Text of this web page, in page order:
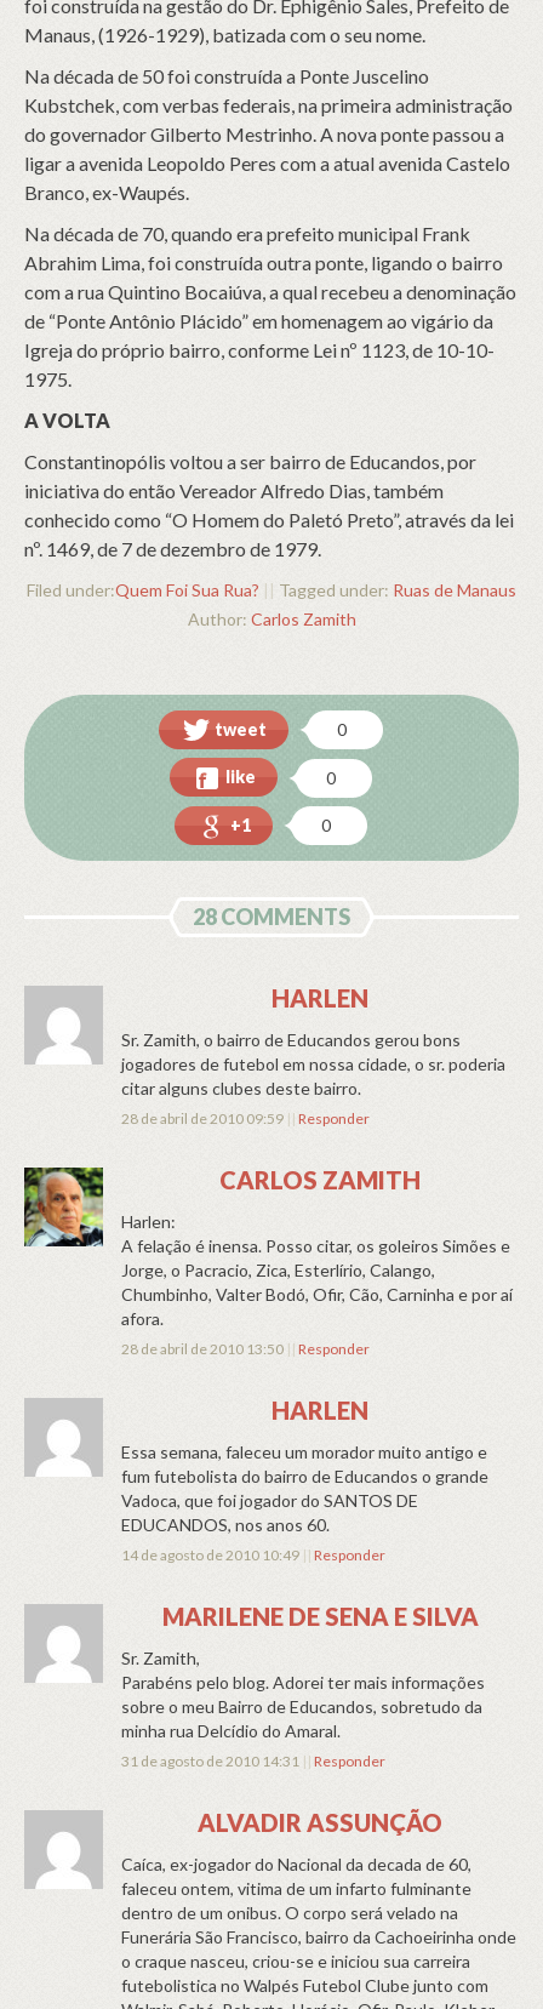
foi construída na gestão do Dr. Ephigênio Sales, Prefeito de
Manaus, (1926-1929), batizada com o seu nome.
Na década de 50 foi construída a Ponte Juscelino
Kubstchek, com verbas federais, na primeira administração
do governador Gilberto Mestrinho. A nova ponte passou a
ligar a avenida Leopoldo Peres com a atual avenida Castelo
Branco, ex-Waupés.
Na década de 70, quando era prefeito municipal Frank
Abrahim Lima, foi construída outra ponte, ligando o bairro
com a rua Quintino Bocaiúva, a qual recebeu a denominação
de “Ponte Antônio Plácido” em homenagem ao vigário da
Igreja do próprio bairro, conforme Lei nº 1123, de 10-10-
1975.
A VOLTA
Constantinopólis voltou a ser bairro de Educandos, por
iniciativa do então Vereador Alfredo Dias, também
conhecido como “O Homem do Paletó Preto”, através da lei
nº. 1469, de 7 de dezembro de 1979.
Filed under:Quem Foi Sua Rua? || Tagged under: Ruas de Manaus
Author: Carlos Zamith
tweet 0
like 0
+1 0
28 COMMENTS
HARLEN
Sr. Zamith, o bairro de Educandos gerou bons
jogadores de futebol em nossa cidade, o sr. poderia
citar alguns clubes deste bairro.
28 de abril de 2010 09:59 || Responder
CARLOS ZAMITH
Harlen:
A felação é inensa. Posso citar, os goleiros Simões e
Jorge, o Pacracio, Zica, Esterlírio, Calango,
Chumbinho, Valter Bodó, Ofir, Cão, Carninha e por aí
afora.
28 de abril de 2010 13:50 || Responder
HARLEN
Essa semana, faleceu um morador muito antigo e
fum futebolista do bairro de Educandos o grande
Vadoca, que foi jogador do SANTOS DE
EDUCANDOS, nos anos 60.
14 de agosto de 2010 10:49 || Responder
MARILENE DE SENA E SILVA
Sr. Zamith,
Parabéns pelo blog. Adorei ter mais informações
sobre o meu Bairro de Educandos, sobretudo da
minha rua Delcídio do Amaral.
31 de agosto de 2010 14:31 || Responder
ALVADIR ASSUNÇÃO
Caíca, ex-jogador do Nacional da decada de 60,
faleceu ontem, vitima de um infarto fulminante
dentro de um onibus. O corpo será velado na
Funerária São Francisco, bairro da Cachoeirinha onde
o craque nasceu, criou-se e iniciou sua carreira
futebolistica no Walpés Futebol Clube junto com